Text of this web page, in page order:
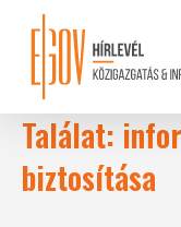
content
Találat:
biztosítása